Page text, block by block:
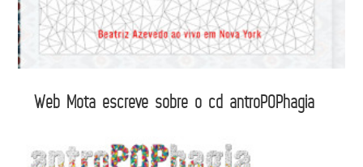
Web Mota escreve sobre o cd antroPOPhagia